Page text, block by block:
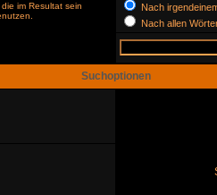
im Resultat sein
Nach
Nach allen
Suchoptionen